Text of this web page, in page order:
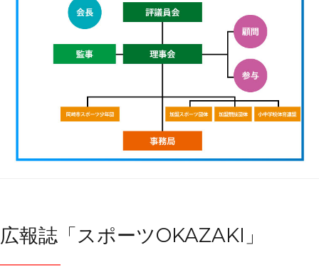
広報誌「スポーツOKAZAKI」